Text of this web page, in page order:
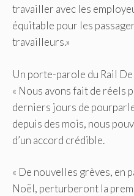
travailler avec les
équitable pour les
travailleurs.»
Un porte-parole du Rail
« Nous avons fait de réels
derniers jours de
depuis des mois, nous
d’un accord crédible.
« De nouvelles grèves, en
Noël, perturberont la